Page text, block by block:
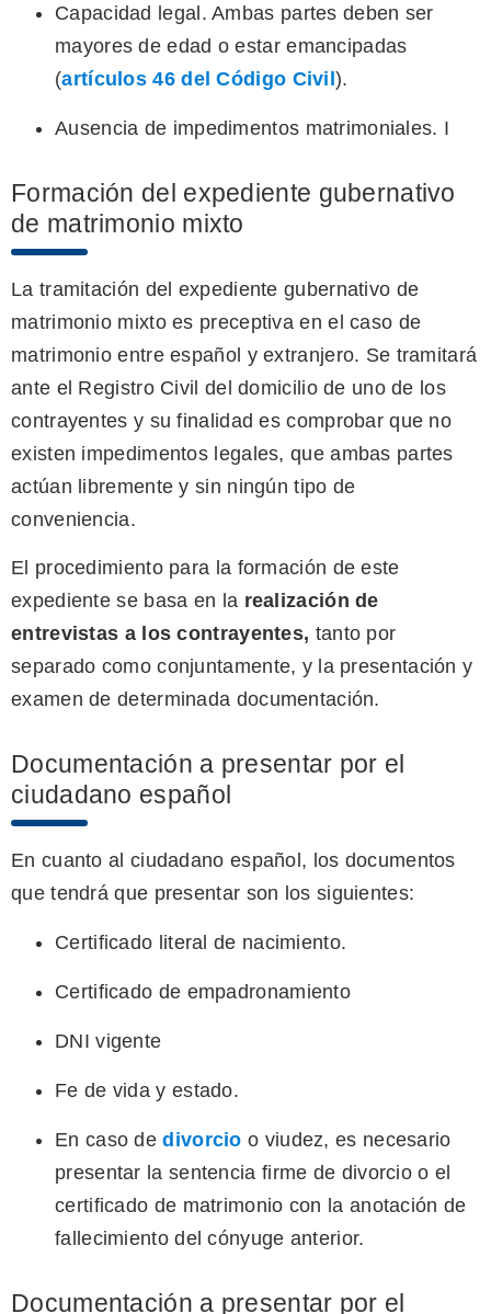
Capacidad legal. Ambas partes deben ser
mayores de edad o estar emancipadas
(artículos 46 del Código Civil).
Ausencia de impedimentos matrimoniales. I
Formación del expediente gubernativo
de matrimonio mixto
La tramitación del expediente gubernativo de
matrimonio mixto es preceptiva en el caso de
matrimonio entre español y extranjero. Se tramitará
ante el Registro Civil del domicilio de uno de los
contrayentes y su finalidad es comprobar que no
existen impedimentos legales, que ambas partes
actúan libremente y sin ningún tipo de
conveniencia.
El procedimiento para la formación de este
expediente se basa en la realización de
entrevistas a los contrayentes, tanto por
separado como conjuntamente, y la presentación y
examen de determinada documentación.
Documentación a presentar por el
ciudadano español
En cuanto al ciudadano español, los documentos
que tendrá que presentar son los siguientes:
Certificado literal de nacimiento.
Certificado de empadronamiento
DNI vigente
Fe de vida y estado.
En caso dedivorcio o viudez, es necesario
presentar la sentencia firme de divorcio o el
certificado de matrimonio con la anotación de
fallecimiento del cónyuge anterior.
Documentación a presentar por el